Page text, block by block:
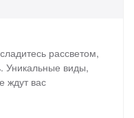
рассветом,
Уникальные виды,
ждут вас